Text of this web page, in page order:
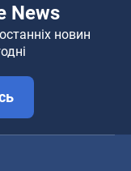
News
новин